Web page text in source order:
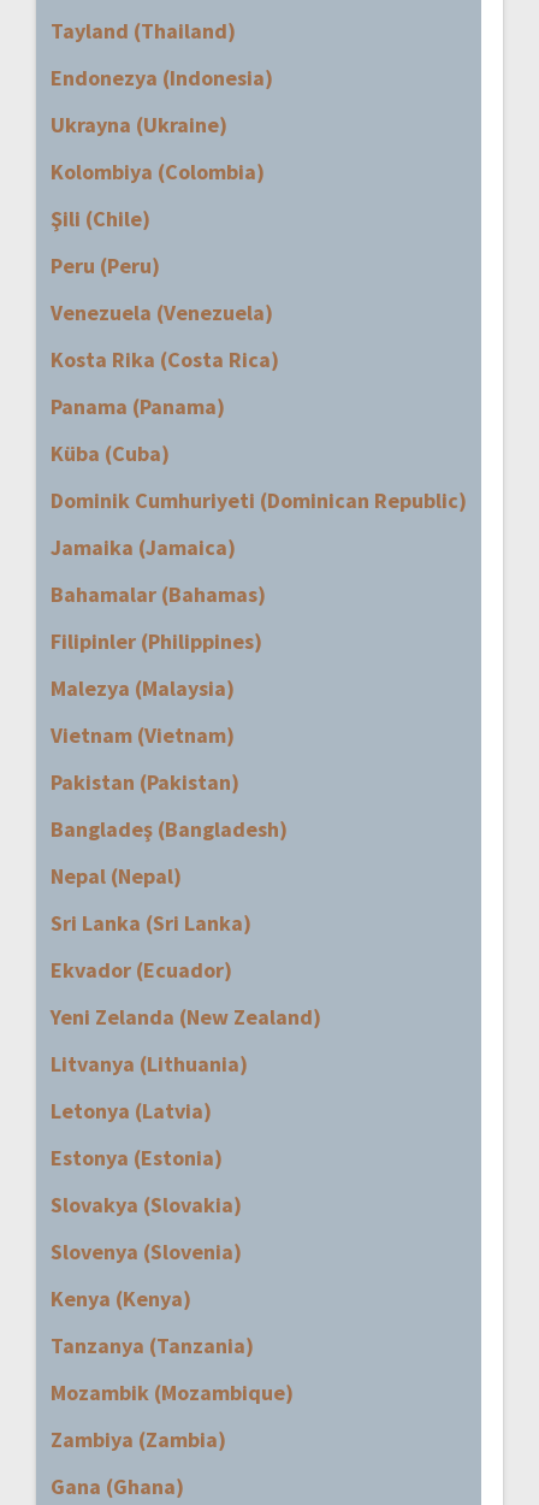
Tayland (Thailand)
Endonezya (Indonesia)
Ukrayna (Ukraine)
Kolombiya (Colombia)
Şili (Chile)
Peru (Peru)
Venezuela (Venezuela)
Kosta Rika (Costa Rica)
Panama (Panama)
Küba (Cuba)
Dominik Cumhuriyeti (Dominican Republic)
Jamaika (Jamaica)
Bahamalar (Bahamas)
Filipinler (Philippines)
Malezya (Malaysia)
Vietnam (Vietnam)
Pakistan (Pakistan)
Bangladeş (Bangladesh)
Nepal (Nepal)
Sri Lanka (Sri Lanka)
Ekvador (Ecuador)
Yeni Zelanda (New Zealand)
Litvanya (Lithuania)
Letonya (Latvia)
Estonya (Estonia)
Slovakya (Slovakia)
Slovenya (Slovenia)
Kenya (Kenya)
Tanzanya (Tanzania)
Mozambik (Mozambique)
Zambiya (Zambia)
Gana (Ghana)